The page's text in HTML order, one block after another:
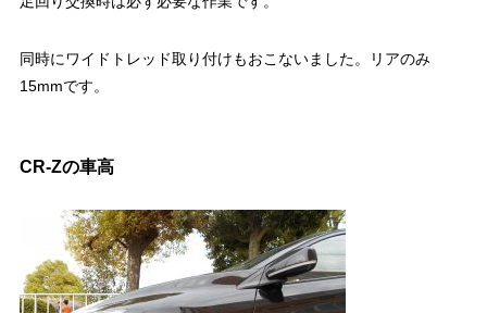
同時にワイドトレッド取り付けもおこないました。リアのみ
15mmです。
CR-Zの車高